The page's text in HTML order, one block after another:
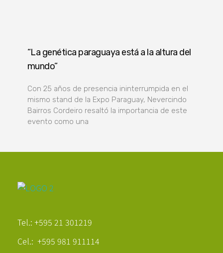
“La genética paraguaya está a la altura del
mundo”
Con 25 años de presencia ininterrumpida en el
mismo stand de la Expo Paraguay, Nevercindo
Bairros Cordeiro resaltó la importancia de este
evento como una
Tel.: +595 21 301219
Cel.: +595 981 911114